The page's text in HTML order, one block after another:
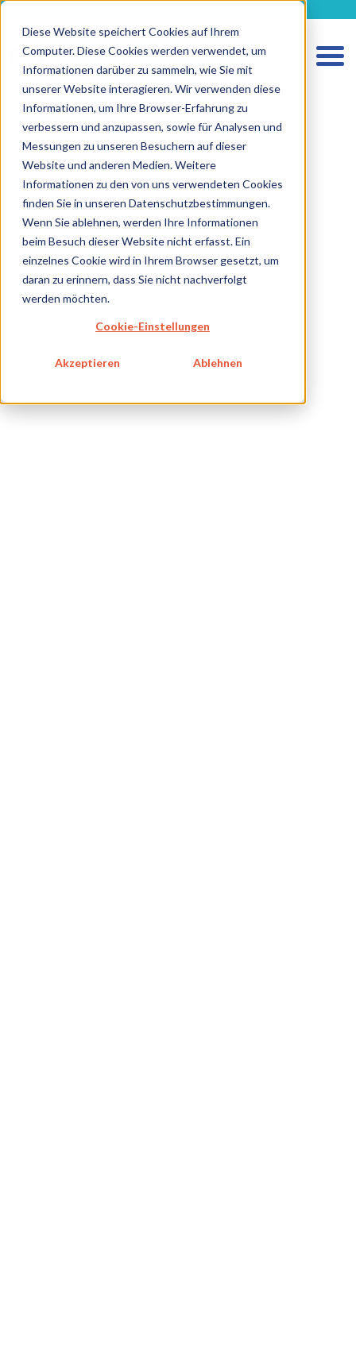
Diese Website speichert Cookies auf Ihrem
Computer. Diese Cookies werden verwendet, um
Informationen darüber zu sammeln, wie Sie mit
unserer Website interagieren. Wir verwenden diese
Informationen, um Ihre Browser-Erfahrung zu
verbessern und anzupassen, sowie für Analysen und
Messungen zu unseren Besuchern auf dieser
Website und anderen Medien. Weitere
Informationen zu den von uns verwendeten Cookies
finden Sie in unseren Datenschutzbestimmungen.
Wenn Sie ablehnen, werden Ihre Informationen
beim Besuch dieser Website nicht erfasst. Ein
einzelnes Cookie wird in Ihrem Browser gesetzt, um
daran zu erinnern, dass Sie nicht nachverfolgt
werden möchten.
Cookie-Einstellungen
Akzeptieren Ablehnen
HOME
LEISTUNGEN MEDIZINPRODUKTE
LEISTUNGEN IVD
ZUKUNFTSSTARKE LÖSUNGEN
BLOG
IMPRESSUM